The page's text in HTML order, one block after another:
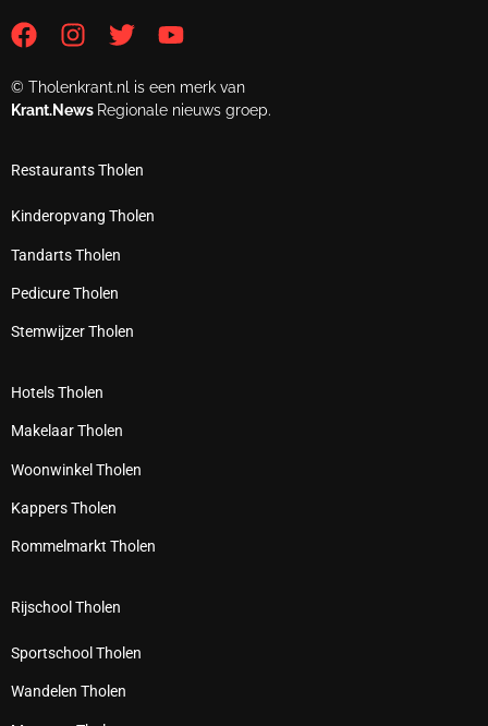
© Tholenkrant.nl is een merk van
Krant.News Regionale nieuws groep.
Restaurants Tholen
Kinderopvang Tholen
Tandarts Tholen
Pedicure Tholen
Stemwijzer Tholen
Hotels Tholen
Makelaar Tholen
Woonwinkel Tholen
Kappers Tholen
Rommelmarkt Tholen
Rijschool Tholen
Sportschool Tholen
Wandelen Tholen